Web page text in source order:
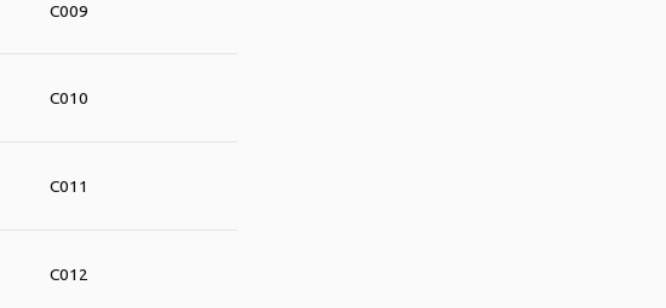
C009
C010
C011
C012